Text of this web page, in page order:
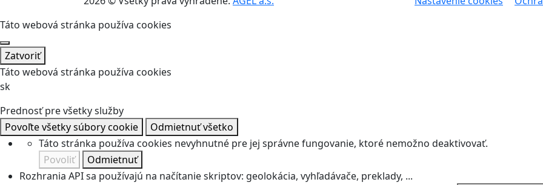
Táto webová stránka používa cookies
Zatvoriť
Táto webová stránka používa cookies
sk
Prednosť pre všetky služby
Povoľte všetky súbory cookie
Odmietnuť všetko
Táto stránka používa cookies nevyhnutné pre jej správne fungovanie, ktoré nemožno deaktivovať.
Povoliť
Odmietnuť
Rozhrania API sa používajú na načítanie skriptov: geolokácia, vyhľadávače, preklady, ...